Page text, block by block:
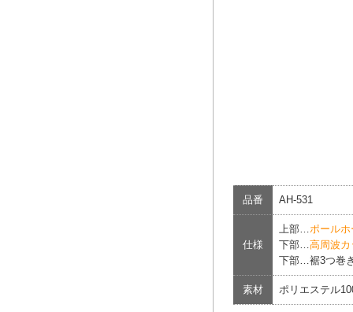
品番 AH-531
仕様
上部… ポール
下部… 高周波
下部…裾3つ巻
素材 ポリエステル